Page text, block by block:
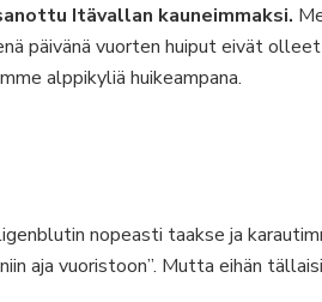
Itävallan kauneimmaksi.
päivänä vuorten huiput eivät
alppikyliä huikeampana.
nopeasti taakse ja
aja vuoristoon”. Mutta eihän